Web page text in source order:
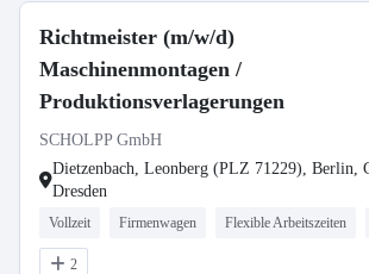
Richtmeister (m/w/d)
Maschinenmontagen /
Produktionsverlagerungen
SCHOLPP GmbH
Dietzenbach, Leonberg (PLZ 71229), Berlin,
Dresden
Vollzeit Firmenwagen Flexible Arbeitszeiten
2